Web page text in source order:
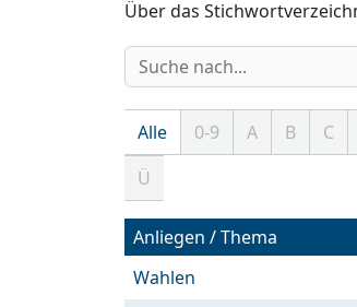
Über das
Alle
Einträge
0-9 A B C
Ü
Anliegen / Thema
Wahlen